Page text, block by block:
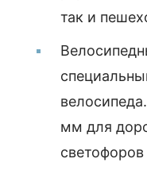
так и
мм для